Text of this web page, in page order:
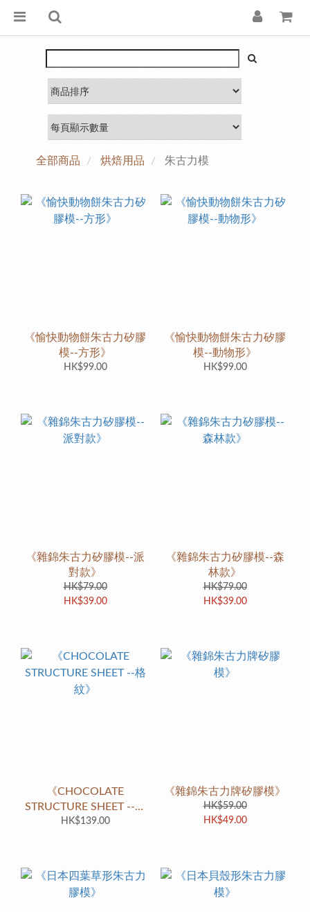
全部商品 烘焙用品 朱古力模
《愉快動物餅朱古力矽膠
模--方形》
HK$99.00
《愉快動物餅朱古力矽膠
模--動物形》
HK$99.00
《雜錦朱古力矽膠模--派
對款》
HK$79.00
HK$39.00
《雜錦朱古力矽膠模--森
林款》
HK$79.00
HK$39.00
《CHOCOLATE
STRUCTURE SHEET --格
紋》
HK$139.00
《雜錦朱古力牌矽膠模》
HK$59.00
HK$49.00